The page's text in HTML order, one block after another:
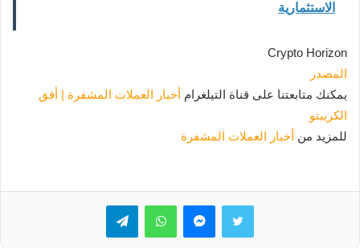
الاستثمارية
Crypto Horizon
المصدر
يمكنك متابعتنا على قناة التيلغرام أخبار العملات المشفرة | أفق
الكريبتو
للمزيد من أخبار العملات المشفرة
تويتر ماسنجرواتساب تيلقرام